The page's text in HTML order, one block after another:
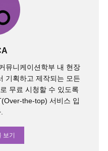
뮤니케이션학부 내 현장
기획하고 제작되는 모든
무료 시청할 수 있도록
the-top) 서비스 입
보기